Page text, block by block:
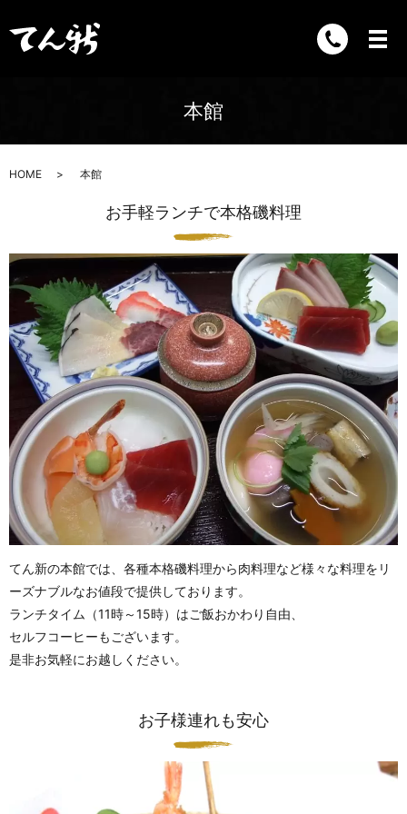
本館
HOME 本館
お手軽ランチで本格磯料理
てん新の本館では、各種本格磯料理から肉料理など様々な料理をリ
ーズナブルなお値段で提供しております。
ランチタイム（11時～15時）はご飯おかわり自由、
セルフコーヒーもございます。
是非お気軽にお越しください。
お子様連れも安心